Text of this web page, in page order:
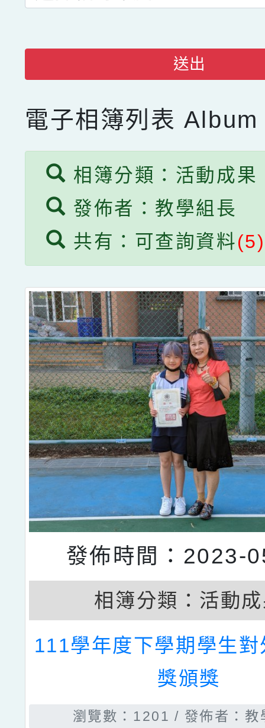
送出
電子相簿列表
相簿分類：活動成果
發佈者：教學組長
共有：可查詢資料(5)
發佈時間：2023-
相簿分類： 活動
111學年度下學期學生
獎頒獎
瀏覽數：1201 發佈者：教